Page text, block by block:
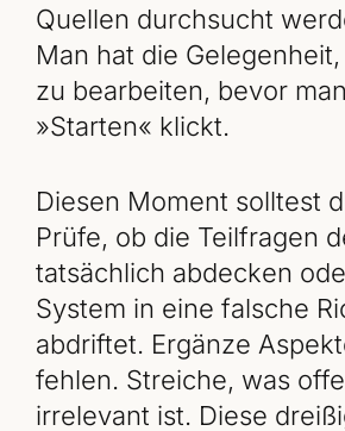
Quellen durchsucht
Man hat die
zu bearbeiten, bevor
»Starten« klickt.
Diesen Moment solltest
Prüfe, ob die Teilfragen
tatsächlich abdecken
System in eine falsche
abdriftet. Ergänze
fehlen. Streiche, was
irrelevant ist. Diese